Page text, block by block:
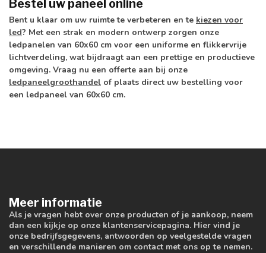
Bestel uw paneel online
Bent u klaar om uw ruimte te verbeteren en te kiezen voor
led? Met een strak en modern ontwerp zorgen onze
ledpanelen van 60x60 cm voor een uniforme en flikkervrije
lichtverdeling, wat bijdraagt aan een prettige en productieve
omgeving. Vraag nu een offerte aan bij onze
ledpaneelgroothandel of plaats direct uw bestelling voor
een ledpaneel van 60x60 cm.
Meer informatie
Als je vragen hebt over onze producten of je aankoop, neem
dan een kijkje op onze klantenservicepagina. Hier vind je
onze bedrijfsgegevens, antwoorden op veelgestelde vragen
en verschillende manieren om contact met ons op te nemen.